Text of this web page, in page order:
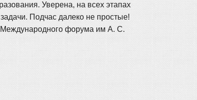
Уверена, на всех этапах
Подчас далеко не простые!
Международного форума им А. С.